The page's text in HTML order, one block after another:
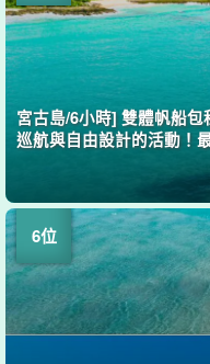
宮古島/6小時] 雙體帆船
巡航與自由設計的活動！